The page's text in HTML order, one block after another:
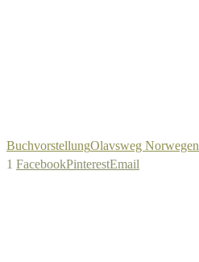
BuchvorstellungOlavsweg Norwegen
1 FacebookPinterestEmail